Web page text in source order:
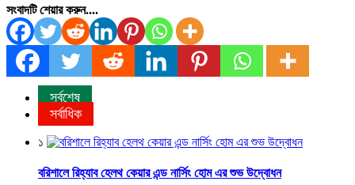
সংবাদটি শেয়ার করুন....
সর্বশেষ
সর্বাধিক
১
বরিশালে রিহ্যাব হেলথ কেয়ার এন্ড নার্সিং হোম এর শুভ উদ্বোধন